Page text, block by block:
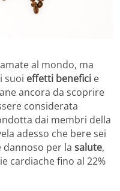
al mondo, ma
suoi effetti benefici e
ancora da scoprire
considerata
dai membri della
adesso che bere sei
dannoso per la salute,
cardiache fino al 22%